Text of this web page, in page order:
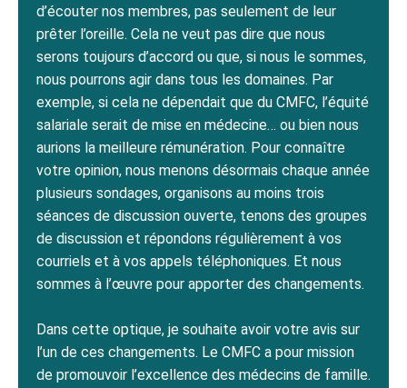
d’écouter nos membres, pas seulement de leur
prêter l’oreille. Cela ne veut pas dire que nous
serons toujours d’accord ou que, si nous le sommes,
nous pourrons agir dans tous les domaines. Par
exemple, si cela ne dépendait que du CMFC, l’équité
salariale serait de mise en médecine… ou bien nous
aurions la meilleure rémunération. Pour connaître
votre opinion, nous menons désormais chaque année
plusieurs sondages, organisons au moins trois
séances de discussion ouverte, tenons des groupes
de discussion et répondons régulièrement à vos
courriels et à vos appels téléphoniques. Et nous
sommes à l’œuvre pour apporter des changements.
Dans cette optique, je souhaite avoir votre avis sur
l’un de ces changements. Le CMFC a pour mission
de promouvoir l’excellence des médecins de famille.